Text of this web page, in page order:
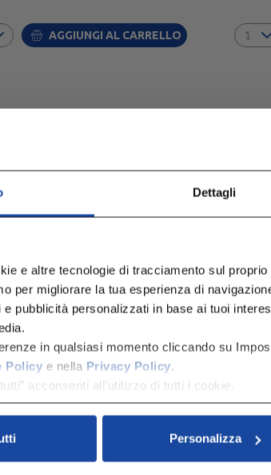
Dettagli
e altre tecnologie di tracciamento sul
per migliorare la tua esperienza di
e pubblicità personalizzati in base ai tuoi
in qualsiasi momento cliccando su
Policy e nella Privacy Policy.
acconsenti all’utilizzo di tutti i cookie.
Personalizza
AGGIUNGI AL CARRELLO